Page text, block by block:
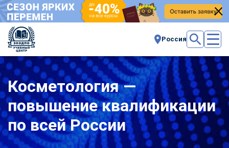
Россия
Косметология —
повышение квалификации
по всей России